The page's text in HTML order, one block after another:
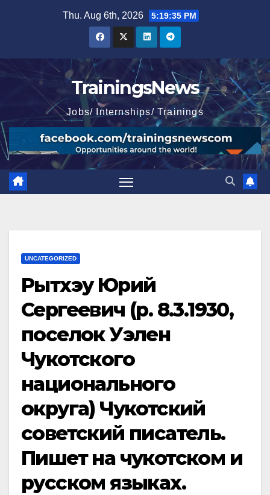
Thu. Aug 6th, 2026 5:19:37 PM
TrainingsNews
Jobs/ Internships/ Trainings
UNCATEGORIZED
Рытхэу Юрий
Сергеевич (р. 8.3.1930,
поселок Уэлен
Чукотского
национального
округа) Чукотский
советский писатель.
Пишет на чукотском и
русском языках.